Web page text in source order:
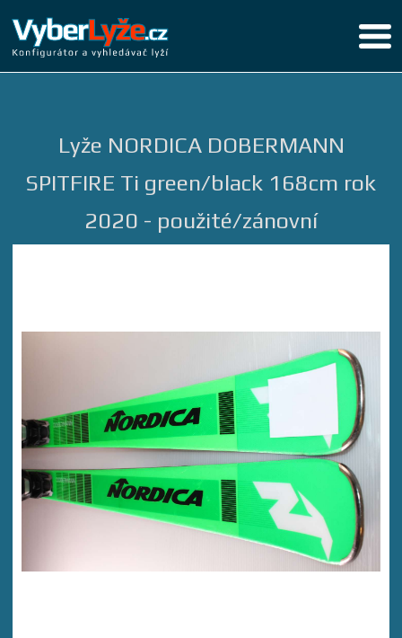
Lyže NORDICA DOBERMANN
SPITFIRE Ti green/black 168cm rok
2020 - použité/zánovní